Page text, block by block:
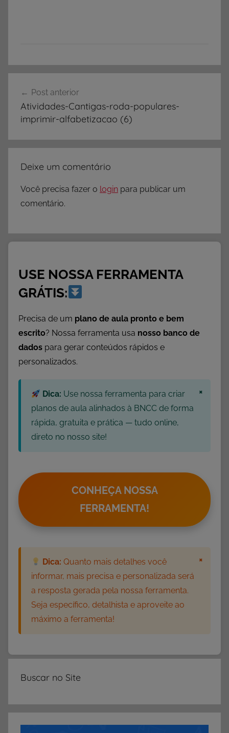
de
Post
Post anterior
Atividades-Cantigas-roda-populares-
imprimir-alfabetizacao (6)
Deixe um comentário
Você precisa fazer o login para publicar um
comentário.
USE NOSSA FERRAMENTA
GRÁTIS:
Precisa de um plano de aula pronto e bem
escrito? Nossa ferramenta usa nosso banco de
dados para gerar conteúdos rápidos e
personalizados.
Dica: Use nossa ferramenta para criar
planos de aula alinhados à BNCC de forma
rápida, gratuita e prática — tudo online,
direto no nosso site!
×
CONHEÇA NOSSA
FERRAMENTA!
Dica: Quanto mais detalhes você
informar, mais precisa e personalizada será
a resposta gerada pela nossa ferramenta.
Seja específico, detalhista e aproveite ao
máximo a ferramenta!
×
Buscar no Site